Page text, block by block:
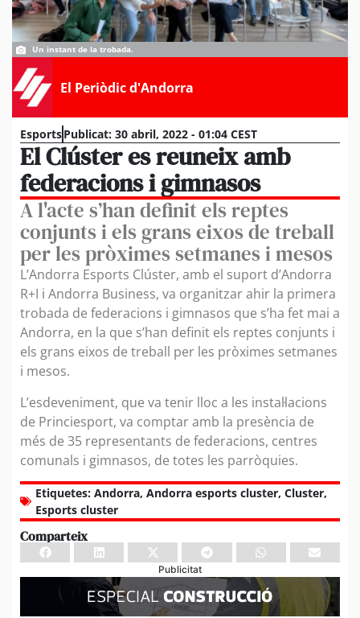
Un instant de la trobada.
El Periòdic d'Andorra
EsportsPublicat: 30 abril, 2022 - 01:04 CEST
El Clúster es reuneix amb
federacions i gimnasos
A l'acte s’han definit els reptes
conjunts i els grans eixos de treball
per les pròximes setmanes i mesos
L’Andorra Esports Clúster, amb el suport d’Andorra
R+I i Andorra Business, va organitzar ahir la primera
trobada de federacions i gimnasos que s’ha fet mai a
Andorra, en la que s’han definit els reptes conjunts i
els grans eixos de treball per les pròximes setmanes
i mesos.
L’esdeveniment, que va tenir lloc a les instal·lacions
de Princiesport, va comptar amb la presència de
més de 35 representants de federacions, centres
comunals i gimnasos, de totes les parròquies.
Etiquetes: Andorra, Andorra esports cluster, Cluster,
Esports cluster
Comparteix
Publicitat